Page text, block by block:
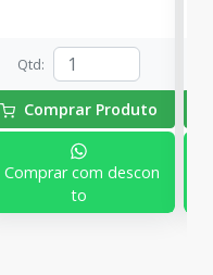
Qtd:
Comprar Produto
Comprar com descon
to